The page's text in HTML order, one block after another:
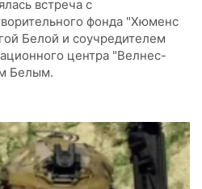
встреча с
фонда "Хюменс
Белой и соучредителем
центра "Велнес-
Белым.